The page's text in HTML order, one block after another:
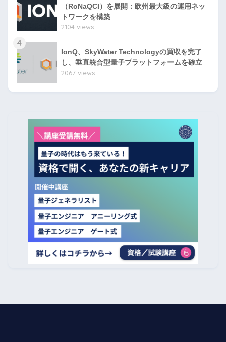
（RoNaQCI）を展開：欧州最大級の運用ネッ
トワークを構築
2104 views
4
IonQ、SkyWater Technologyの買収を完了
し、垂直統合型量子プラットフォームを確立
2067 views